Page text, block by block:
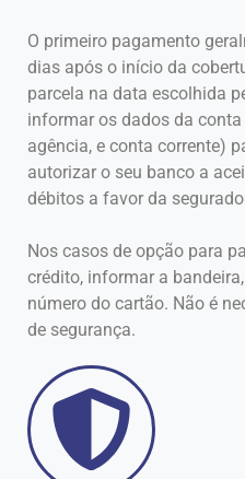
O primeiro pagamento
dias após o início da
parcela na data escolhida
informar os dados da
agência, e conta corrente)
autorizar o seu banco a
débitos a favor da
Nos casos de opção para
crédito, informar a
número do cartão. Não é
de segurança.